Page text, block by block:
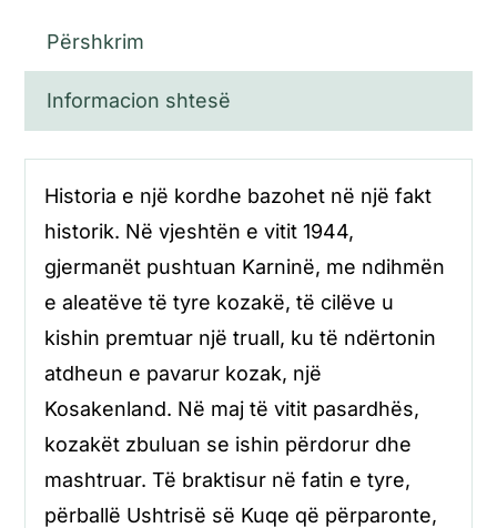
Përshkrim
Informacion shtesë
Historia e një kordhe bazohet në një fakt
historik. Në vjeshtën e vitit 1944,
gjermanët pushtuan Karninë, me ndihmën
e aleatëve të tyre kozakë, të cilëve u
kishin premtuar një truall, ku të ndërtonin
atdheun e pavarur kozak, një
Kosakenland. Në maj të vitit pasardhës,
kozakët zbuluan se ishin përdorur dhe
mashtruar. Të braktisur në fatin e tyre,
përballë Ushtrisë së Kuqe që përparonte,